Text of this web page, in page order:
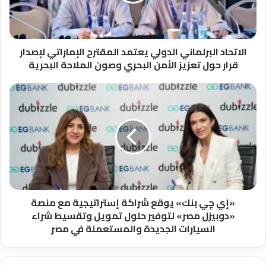
لإصدار
قرار
حول
تعزيز
وصون
الملاحة
البحرية
الاتحاد البرلماني الدولي يعتمد المقترح الإماراتي لإصدار
قرار حول تعزيز الأمن البحري وصون الملاحة البحرية
«إي
چي
بنك»
يوقع
شراكة
إستراتيجية
مع
منصة
«دوبيزل
وتقسيط
«إي چي بنك» يوقع شراكة إستراتيجية مع منصة
«دوبيزل مصر» لتوفير حلول تمويل وتقسيط شراء
السيارات الجديدة والمستعملة في مصر